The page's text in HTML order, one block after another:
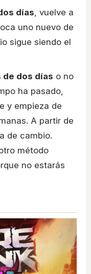
días, vuelve a
uno nuevo de
sigue siendo el
de dos días o no
ha pasado,
y empieza de
A partir de
de cambio.
método
no estarás